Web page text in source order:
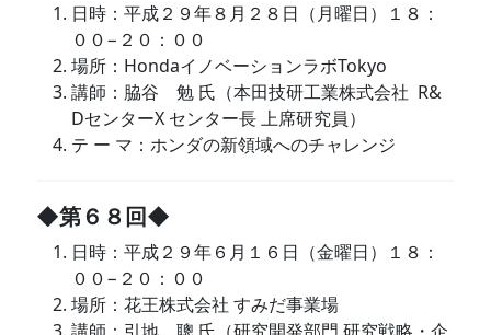
日時：平成２９年８月２８日（月曜日）１８：
００−２０：００
場所：HondaイノベーションラボTokyo
講師：脇谷 勉 氏（本田技研工業株式会社 R&
DセンターX センター長 上席研究員）
テ ー マ：ホンダの新領域へのチャレンジ
◆第６８回◆
日時：平成２９年６月１６日（金曜日）１８：
００−２０：００
場所：花王株式会社 すみだ事業場